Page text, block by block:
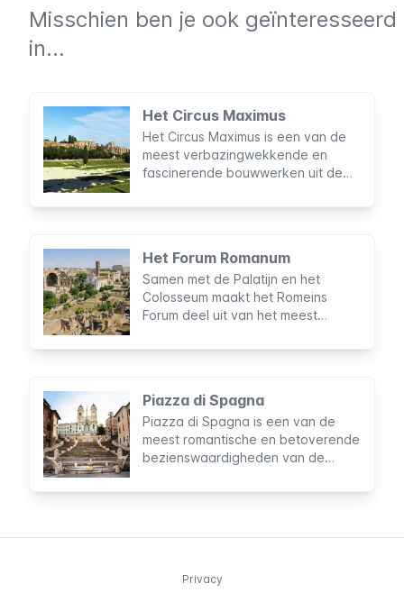
Misschien ben je ook geïnteresseerd
in...
Het Circus Maximus
Het Circus Maximus is een van de
meest verbazingwekkende en
fascinerende bouwwerken uit de
Het wordt beschouwd als het
was bijna duizend jaar lang de
plaats van legendarisch
entertainment.
Het Forum Romanum
Samen met de Palatijn en het
Colosseum maakt het Romeins
Forum deel uit van het meest
van Italië. Geen reis naar Rome zou
hart van de Eeuwige Stad.
Piazza di Spagna
Piazza di Spagna is een van de
meest romantische en betoverende
bezienswaardigheden van de
bekende ontmoetingsplaats van
bloemententoonstellingen.
Privacy